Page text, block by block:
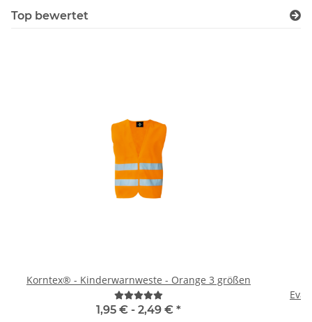
Top bewertet
Korntex® - Kinderwarnweste - Orange 3 größen
1,95 € - 2,49 € *